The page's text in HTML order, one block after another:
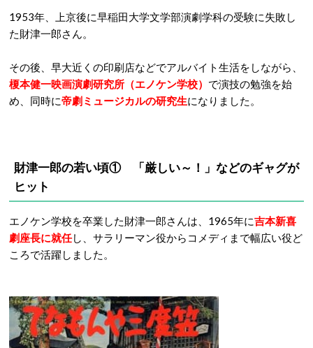
1953年、上京後に早稲田大学文学部演劇学科の受験に失敗し
た財津一郎さん。
その後、早大近くの印刷店などでアルバイト生活をしながら、
榎本健一映画演劇研究所（エノケン学校） で演技の勉強を始
め、同時に帝劇ミュージカルの研究生になりました。
財津一郎の若い頃① 「厳しい～！」などのギャグが
ヒット
エノケン学校を卒業した財津一郎さんは、1965年に吉本新喜
劇座長に就任し、サラリーマン役からコメディまで幅広い役ど
ころで活躍しました。